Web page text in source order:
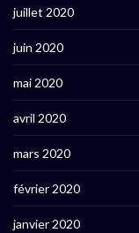
juillet 2020
juin 2020
mai 2020
avril 2020
mars 2020
février 2020
janvier 2020